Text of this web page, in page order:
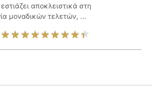
εστιάζει αποκλειστικά στη
μοναδικών τελετών, ...